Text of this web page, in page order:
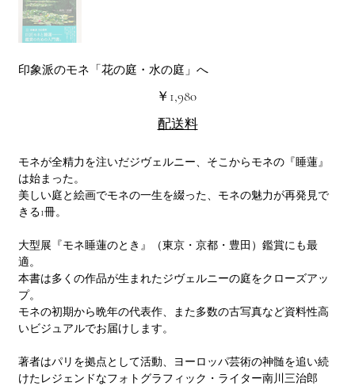
印象派のモネ「花の庭・水の庭」へ
価
格
￥1,980
配送料
モネが全精力を注いだジヴェルニー、そこからモネの『睡蓮』
は始まった。
美しい庭と絵画でモネの一生を綴った、モネの魅力が再発見で
きる1冊。
大型展『モネ睡蓮のとき』（東京・京都・豊田）鑑賞にも最
適。
本書は多くの作品が生まれたジヴェルニーの庭をクローズアッ
プ。
モネの初期から晩年の代表作、また多数の古写真など資料性高
いビジュアルでお届けします。
著者はパリを拠点として活動、ヨーロッパ芸術の神髄を追い続
けたレジェンドなフォトグラフィック・ライター南川三治郎